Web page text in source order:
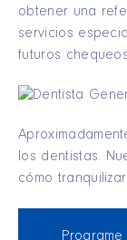
obtener una
servicios
futuros
los dentistas.
cómo